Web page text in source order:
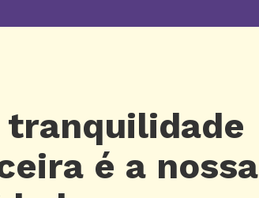
tranquilidade
é a nossa